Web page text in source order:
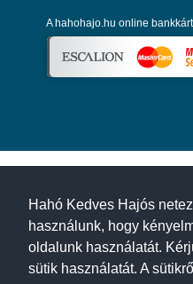
Hahó Kedves Hajós
használunk, hogy
oldalunk használatát.
sütik használatát. A
A hahohajo.hu online